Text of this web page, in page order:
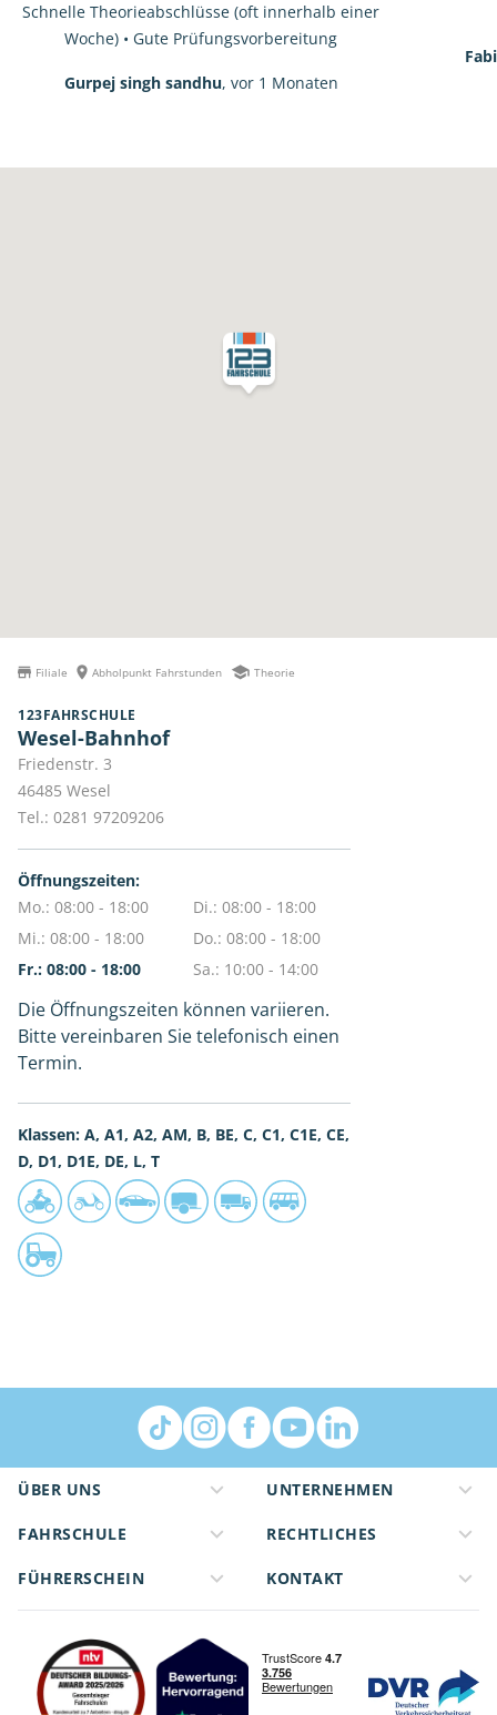
Schnelle Theorieabschlüsse (oft innerhalb einer
Woche) • Gute Prüfungsvorbereitung
Gurpej singh sandhu, vor 1 Monaten
Filiale Abholpunkt Fahrstunden Theorie
123FAHRSCHULE
Wesel-Bahnhof
Friedenstr. 3
46485 Wesel
Tel.: 0281 97209206
Öffnungszeiten:
Mo.: 08:00 - 18:00
Di.: 08:00 - 18:00
Mi.: 08:00 - 18:00
Do.: 08:00 - 18:00
Fr.: 08:00 - 18:00
Sa.: 10:00 - 14:00
Die Öffnungszeiten können variieren.
Bitte vereinbaren Sie telefonisch einen
Termin.
Klassen: A, A1, A2, AM, B, BE, C, C1, C1E, CE,
D, D1, D1E, DE, L, T
ÜBER UNS
FAHRSCHULE
FÜHRERSCHEIN
UNTERNEHMEN
RECHTLICHES
KONTAKT